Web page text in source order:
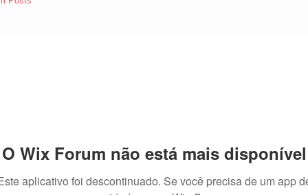
O Wix Forum não está mais disponível
aplicativo foi descontinuado. Se você precisa de um app